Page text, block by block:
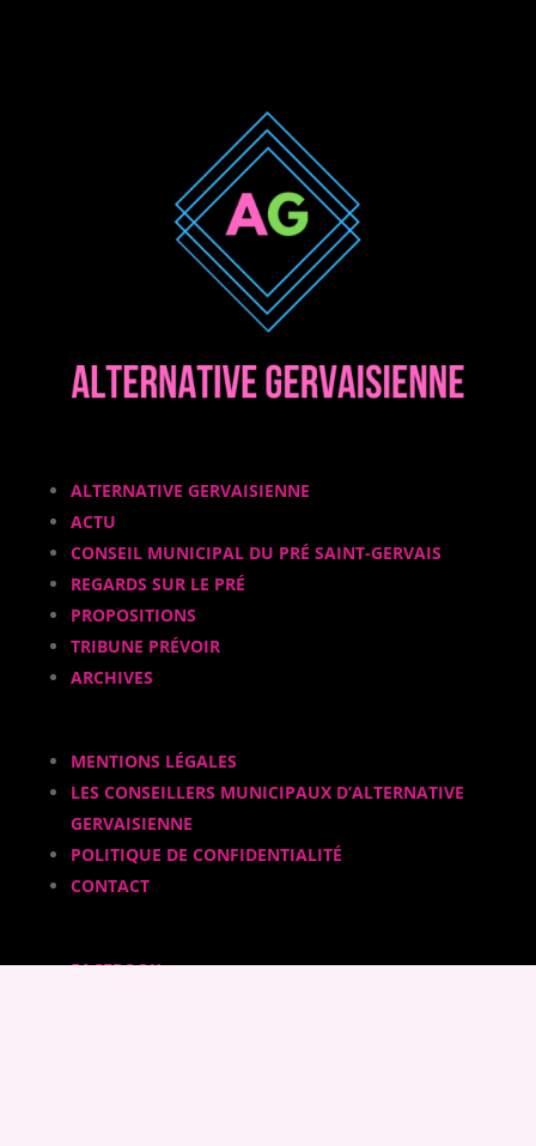
ALTERNATIVE GERVAISIENNE
ACTU
CONSEIL MUNICIPAL DU PRÉ SAINT-GERVAIS
REGARDS SUR LE PRÉ
PROPOSITIONS
TRIBUNE PRÉVOIR
ARCHIVES
MENTIONS LÉGALES
LES CONSEILLERS MUNICIPAUX D’ALTERNATIVE
GERVAISIENNE
POLITIQUE DE CONFIDENTIALITÉ
CONTACT
FACEBOOK